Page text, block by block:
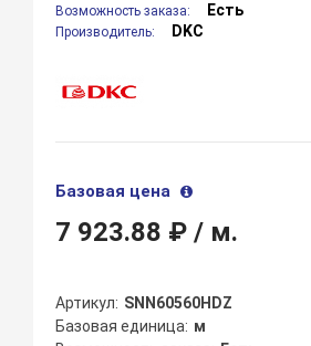
Возможность заказа: Есть
Производитель: DKC
Базовая цена
7 923.88 ₽/ м.
Артикул
SNN60560HDZ
Базовая единица м